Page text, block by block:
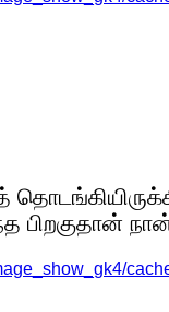
பிறகுதான்